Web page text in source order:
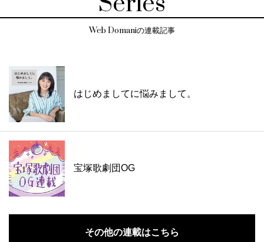
Web Domaniの連載記事
はじめましてに悩みまして。
宝塚歌劇団OG
その他の連載はこちら